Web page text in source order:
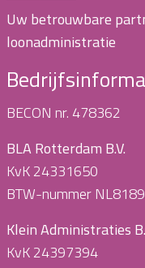
Uw betrouwbare
loonadministratie
BECON nr. 478362
BLA Rotterdam B.V.
KvK 24331650
BTW-nummer
Klein Administraties
KvK 24397394